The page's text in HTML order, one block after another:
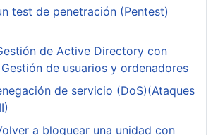
test de penetración (Pentest)
de Active Directory con
de usuarios y ordenadores
de servicio (DoS)(Ataques
a bloquear una unidad con